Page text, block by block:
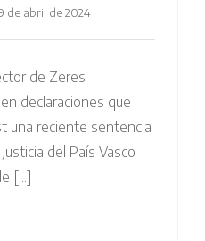
de abril de 2024
de Zeres
declaraciones que
una reciente sentencia
del País Vasco
[...]